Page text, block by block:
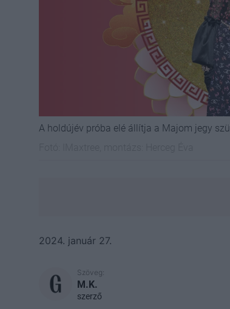
A holdújév próba elé állítja a Majom jegy
2024. január 27.
Szöveg:
M.K.
szerző